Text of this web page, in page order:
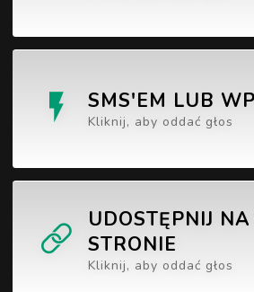
SMS'EM LUB
Kliknij, aby oddać głos
UDOSTĘPNIJ NA
STRONIE
Kliknij, aby oddać głos